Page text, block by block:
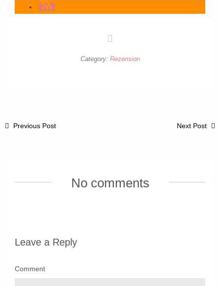
Category: Rezension
Next Post
Previous Post
No comments
Leave a Reply
Comment